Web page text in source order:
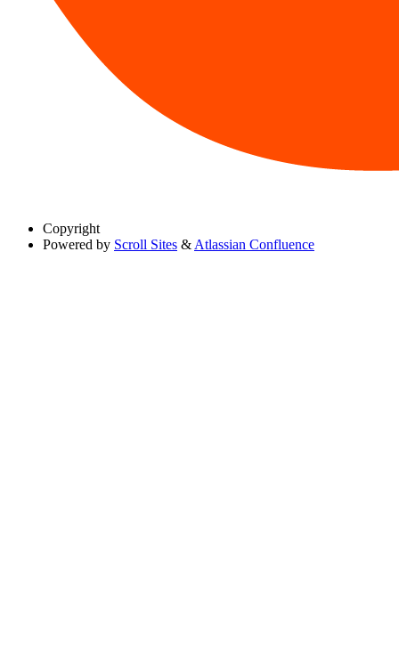
Copyright
Powered by Scroll Sites & Atlassian Confluence